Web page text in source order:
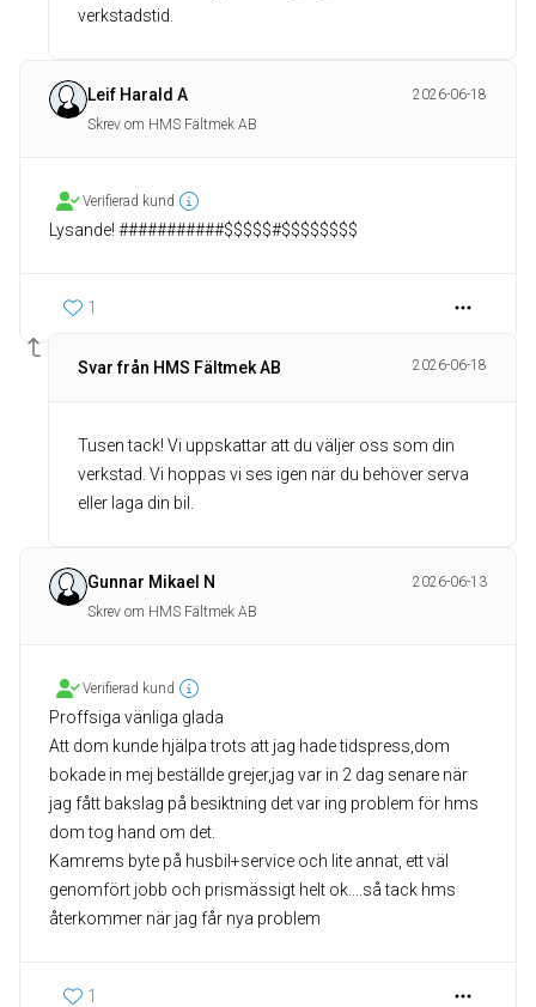
verkstadstid.
Leif Harald A
2026-06-18
Skrev om HMS Fältmek AB
Verifierad kund
Lysande! ###########$$$$$#$$$$$$$$
1
Svar från HMS Fältmek AB 2026-06-18
Tusen tack! Vi uppskattar att du väljer oss som din
verkstad. Vi hoppas vi ses igen när du behöver serva
eller laga din bil.
Gunnar Mikael N
2026-06-13
Skrev om HMS Fältmek AB
Verifierad kund
Proffsiga vänliga glada
Att dom kunde hjälpa trots att jag hade tidspress,dom
bokade in mej beställde grejer,jag var in 2 dag senare när
jag fått bakslag på besiktning det var ing problem för hms
dom tog hand om det.
Kamrems byte på husbil+service och lite annat, ett väl
genomfört jobb och prismässigt helt ok....så tack hms
1